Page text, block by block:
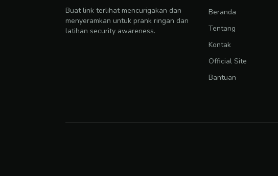
Buat link terlihat mencurigakan dan
menyeramkan untuk prank ringan dan
latihan security awareness.
Beranda
Tentang
Kontak
Official Site
Bantuan